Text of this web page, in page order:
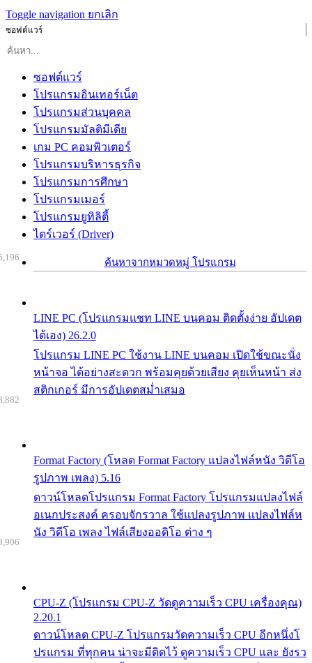
Toggle navigation ยกเลิก
ซอฟต์แวร์
ซอฟต์แวร์
โปรแกรมอินเทอร์เน็ต
โปรแกรมส่วนบุคคล
โปรแกรมมัลติมีเดีย
เกม PC คอมพิวเตอร์
โปรแกรมบริหารธุรกิจ
โปรแกรมการศึกษา
โปรแกรมเมอร์
โปรแกรมยูทิลิตี้
ไดร์เวอร์ (Driver)
ค้นหาจากหมวดหมู่ โปรแกรม
LINE PC (โปรแกรมแชท LINE บนคอม ติดตั้งง่าย อัปเดต
ได้เอง) 26.2.0
โปรแกรม LINE PC ใช้งาน LINE บนคอม เปิดใช้ขณะนั่ง
หน้าจอ ได้อย่างสะดวก พร้อมคุยด้วยเสียง คุยเห็นหน้า ส่ง
สติกเกอร์ มีการอัปเดตสม่ำเสมอ
Format Factory (โหลด Format Factory แปลงไฟล์หนัง วิดีโอ
รูปภาพ เพลง) 5.16
ดาวน์โหลดโปรแกรม Format Factory โปรแกรมแปลงไฟล์
อเนกประสงค์ ครอบจักรวาล ใช้แปลงรูปภาพ แปลงไฟล์ห
นัง วิดีโอ เพลง ไฟล์เสียงออดิโอ ต่าง ๆ
CPU-Z (โปรแกรม CPU-Z วัดดูความเร็ว CPU เครื่องคุณ)
2.20.1
ดาวน์โหลด CPU-Z โปรแกรมวัดความเร็ว CPU อีกหนึ่งโ
ปรแกรม ที่ทุกคน น่าจะมีติดไว้ ดูความเร็ว CPU และ ยังรว